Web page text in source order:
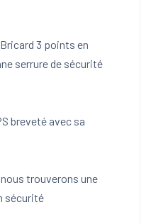
3 points en
serrure de sécurité
breveté avec sa
trouverons une
sécurité